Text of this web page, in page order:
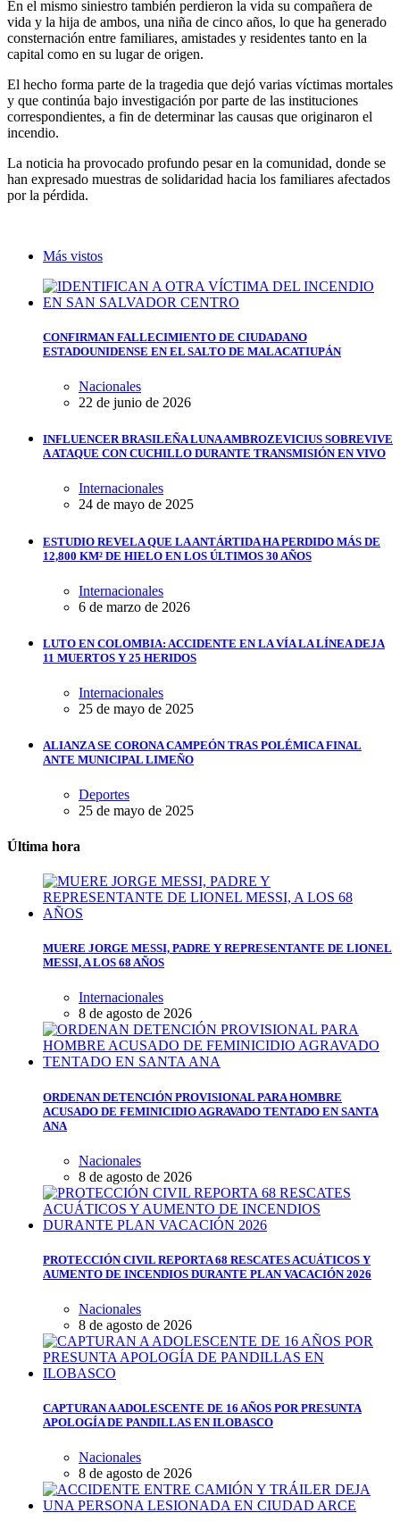
En el mismo siniestro también perdieron la vida su compañera de
vida y la hija de ambos, una niña de cinco años, lo que ha generado
consternación entre familiares, amistades y residentes tanto en la
capital como en su lugar de origen.
El hecho forma parte de la tragedia que dejó varias víctimas mortales
y que continúa bajo investigación por parte de las instituciones
correspondientes, a fin de determinar las causas que originaron el
incendio.
La noticia ha provocado profundo pesar en la comunidad, donde se
han expresado muestras de solidaridad hacia los familiares afectados
por la pérdida.
Más vistos
CONFIRMAN FALLECIMIENTO DE CIUDADANO
ESTADOUNIDENSE EN EL SALTO DE MALACATIUPÁN
Nacionales
22 de junio de 2026
INFLUENCER BRASILEÑA LUNA AMBROZEVICIUS SOBREVIVE
A ATAQUE CON CUCHILLO DURANTE TRANSMISIÓN EN VIVO
Internacionales
24 de mayo de 2025
ESTUDIO REVELA QUE LA ANTÁRTIDA HA PERDIDO MÁS DE
12,800 KM² DE HIELO EN LOS ÚLTIMOS 30 AÑOS
Internacionales
6 de marzo de 2026
LUTO EN COLOMBIA: ACCIDENTE EN LA VÍA LA LÍNEA DEJA
11 MUERTOS Y 25 HERIDOS
Internacionales
25 de mayo de 2025
ALIANZA SE CORONA CAMPEÓN TRAS POLÉMICA FINAL
ANTE MUNICIPAL LIMEÑO
Deportes
25 de mayo de 2025
Última hora
MUERE JORGE MESSI, PADRE Y REPRESENTANTE DE LIONEL
MESSI, A LOS 68 AÑOS
Internacionales
8 de agosto de 2026
ORDENAN DETENCIÓN PROVISIONAL PARA HOMBRE
ACUSADO DE FEMINICIDIO AGRAVADO TENTADO EN SANTA
ANA
Nacionales
8 de agosto de 2026
PROTECCIÓN CIVIL REPORTA 68 RESCATES ACUÁTICOS Y
AUMENTO DE INCENDIOS DURANTE PLAN VACACIÓN 2026
Nacionales
8 de agosto de 2026
CAPTURAN A ADOLESCENTE DE 16 AÑOS POR PRESUNTA
APOLOGÍA DE PANDILLAS EN ILOBASCO
Nacionales
8 de agosto de 2026